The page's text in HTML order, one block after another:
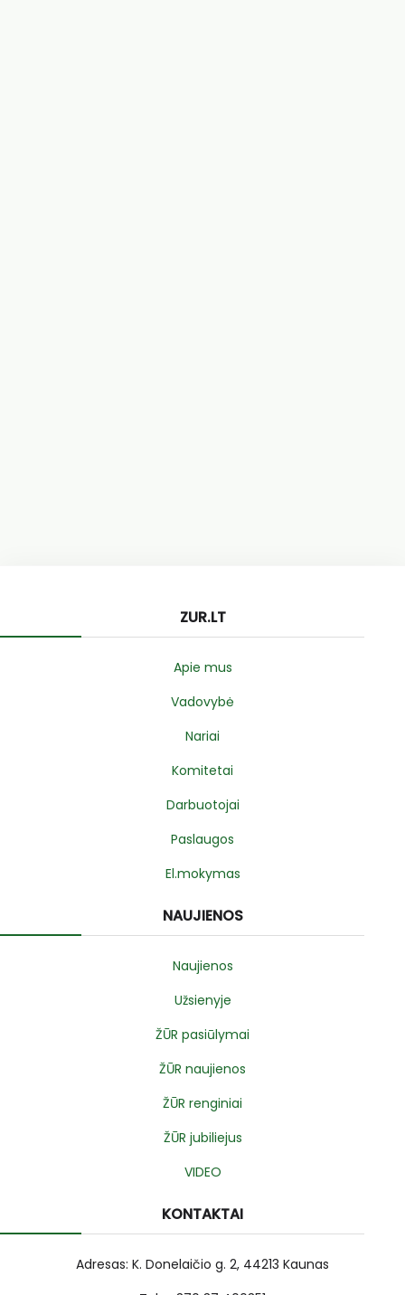
ZUR.LT
Apie mus
Vadovybė
Nariai
Komitetai
Darbuotojai
Paslaugos
El.mokymas
NAUJIENOS
Naujienos
Užsienyje
ŽŪR pasiūlymai
ŽŪR naujienos
ŽŪR renginiai
ŽŪR jubiliejus
VIDEO
KONTAKTAI
Adresas: K. Donelaičio g. 2, 44213 Kaunas